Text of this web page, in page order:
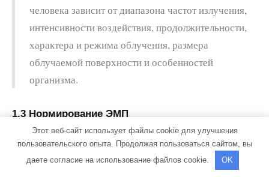
человека зависит от диапазона частот излучения,
интенсивности воздействия, продолжительности,
характера и режима облучения, размера
облучаемой поверхности и особенностей
организма.
1.3 Нормирование ЭМП
Согласно санитарным нормам, в диапазоне
частот от 0 до 300 МГц контролируют
Этот веб-сайт использует файлы cookie для улучшения
пользовательского опыта. Продолжая пользоваться сайтом, вы
даете согласие на использование файлов cookie.
OK